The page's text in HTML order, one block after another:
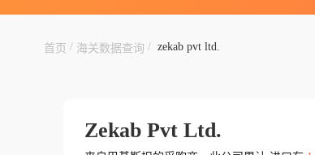
首页 / 海关数据查询 / zekab pvt ltd.
Zekab Pvt Ltd.